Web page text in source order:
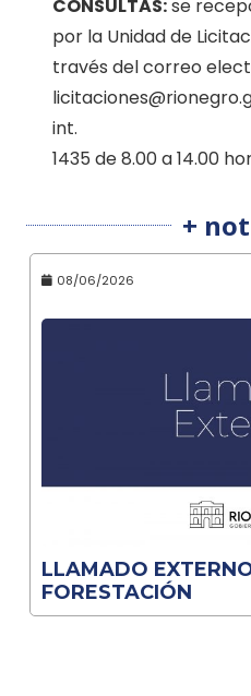
CONSULTAS:se
por la Unidad de
través del correo
int.
1435 de 8.00 a 14.00
+
08/06/2026
LLAMADO
FORESTACIÓN